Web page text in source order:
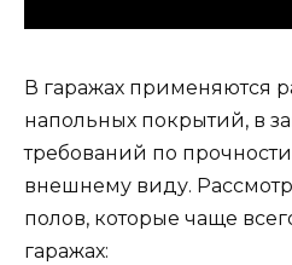
В гаражах применяются
напольных покрытий, в
требований по
внешнему виду.
полов, которые чаще
гаражах: